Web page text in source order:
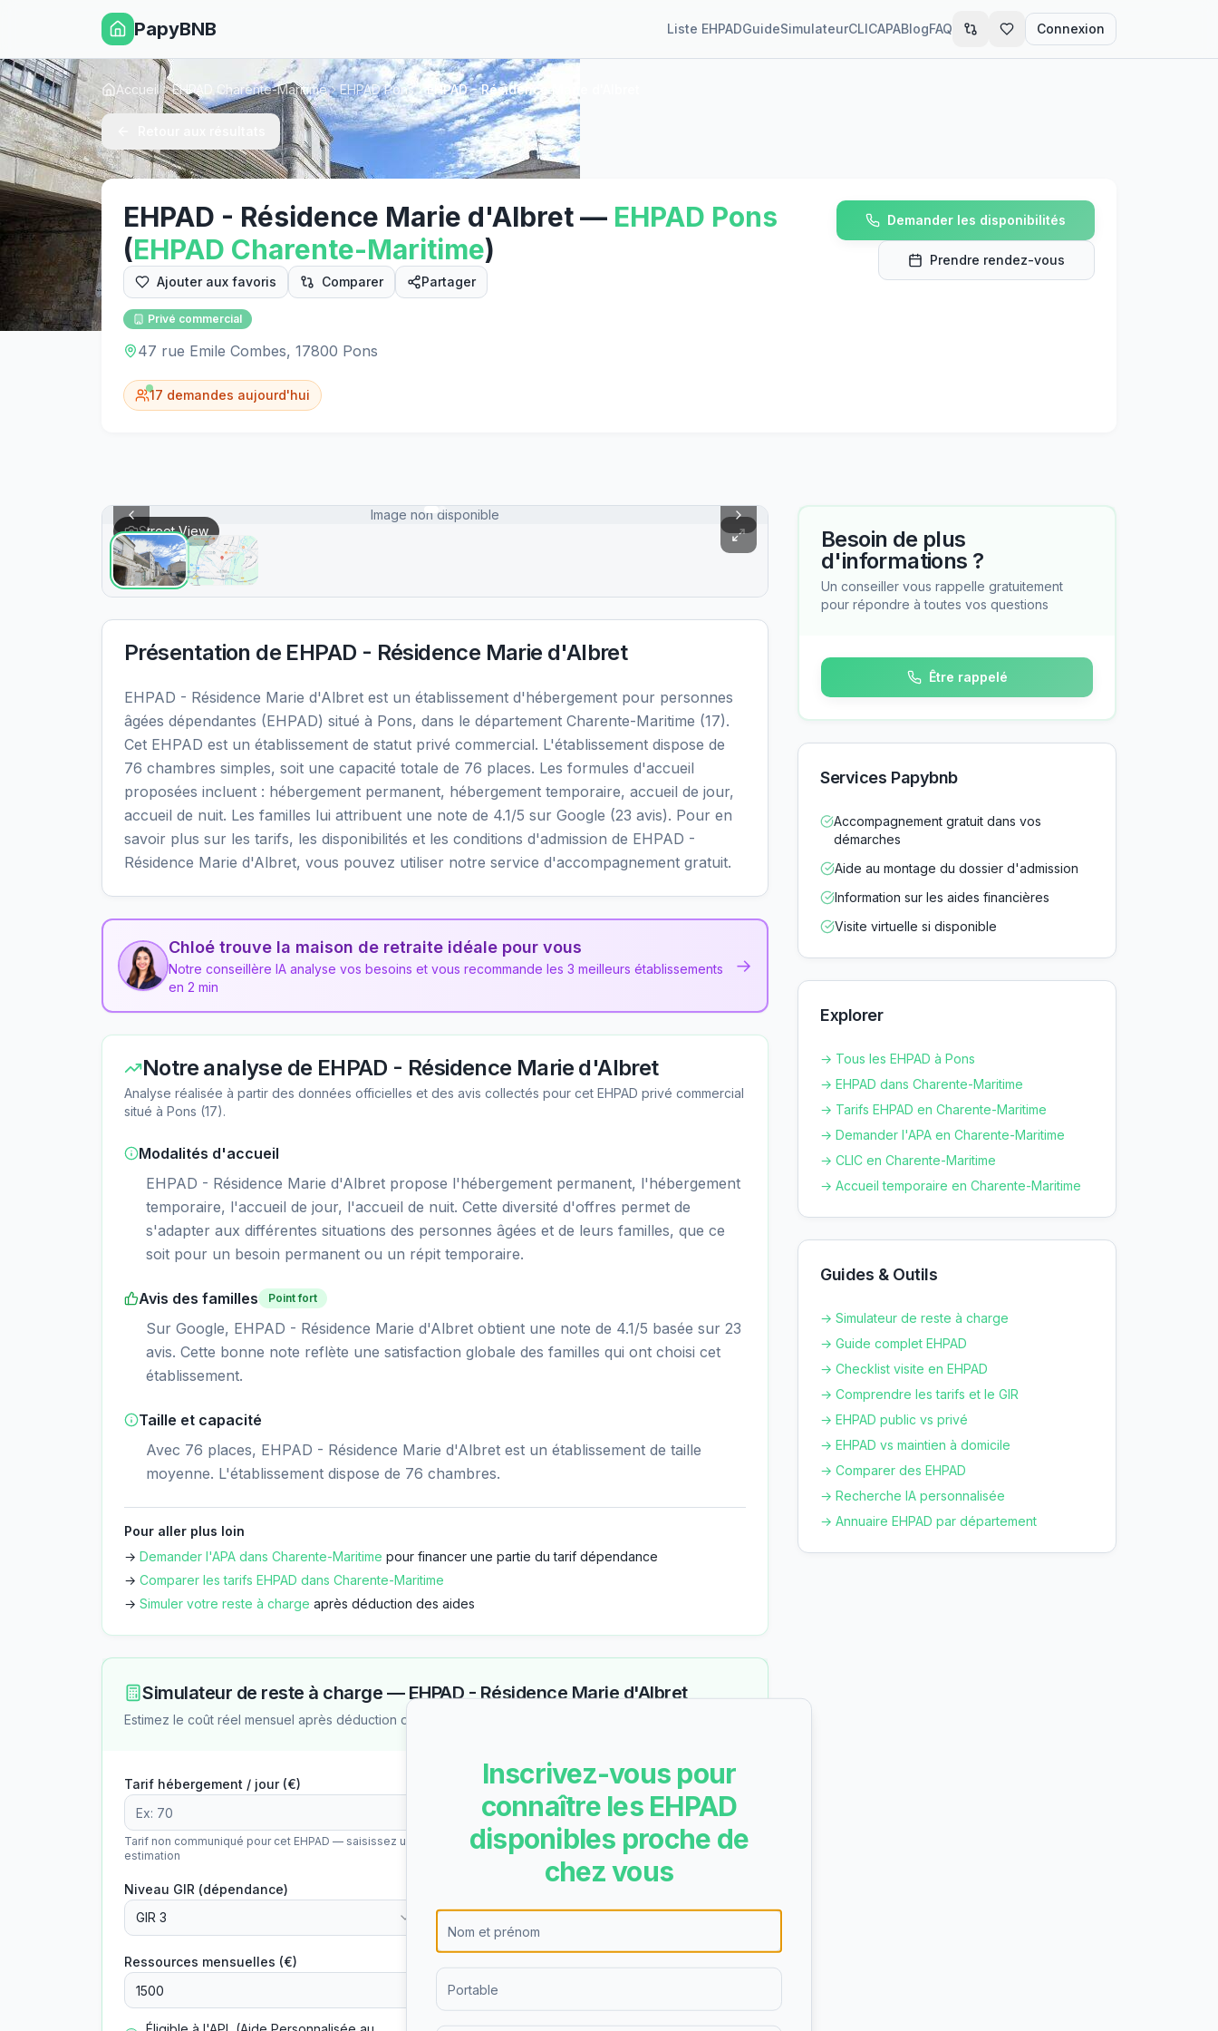
PapyBNB Liste EHPADGuideSimulateurCLICAPABlogFAQ Connexion
Accueil EHPAD Charente-Maritime EHPAD Pons EHPAD - Résidence Marie d'Albret
EHPAD - Résidence Marie d'Albret— EHPAD Pons
(EHPAD Charente-Maritime)
Ajouter aux favoris Comparer Partager
Privé commercial
47 rue Emile Combes, 17800 Pons
17 demandes aujourd'hui
Demander les disponibilités
Prendre rendez-vous
Image non disponible
Street View
Présentation de EHPAD - Résidence Marie d'Albret
EHPAD - Résidence Marie d'Albret est un établissement d'hébergement pour personnes
âgées dépendantes (EHPAD) situé à Pons, dans le département Charente-Maritime (17).
Cet EHPAD est un établissement de statut privé commercial. L'établissement dispose de
76 chambres simples, soit une capacité totale de 76 places. Les formules d'accueil
proposées incluent : hébergement permanent, hébergement temporaire, accueil de jour,
accueil de nuit. Les familles lui attribuent une note de 4.1/5 sur Google (23 avis). Pour en
savoir plus sur les tarifs, les disponibilités et les conditions d'admission de EHPAD -
Résidence Marie d'Albret, vous pouvez utiliser notre service d'accompagnement gratuit.
Chloé trouve la maison de retraite idéale pour vous
Notre conseillère IA analyse vos besoins et vous recommande les 3 meilleurs établissements
en 2 min
→
Notre analyse de EHPAD - Résidence Marie d'Albret
Analyse réalisée à partir des données officielles et des avis collectés pour cet EHPAD privé commercial
situé à Pons (17).
Modalités d'accueil
EHPAD - Résidence Marie d'Albret propose l'hébergement permanent, l'hébergement
temporaire, l'accueil de jour, l'accueil de nuit. Cette diversité d'offres permet de
s'adapter aux différentes situations des personnes âgées et de leurs familles, que ce
soit pour un besoin permanent ou un répit temporaire.
Avis des familles Point fort
Sur Google, EHPAD - Résidence Marie d'Albret obtient une note de 4.1/5 basée sur 23
avis. Cette bonne note reflète une satisfaction globale des familles qui ont choisi cet
établissement.
Taille et capacité
Avec 76 places, EHPAD - Résidence Marie d'Albret est un établissement de taille
moyenne. L'établissement dispose de 76 chambres.
Pour aller plus loin
→ Demander l'APA dans Charente-Maritime pour financer une partie du tarif dépendance
→ Comparer les tarifs EHPAD dans Charente-Maritime
→ Simuler votre reste à charge après déduction des aides
Simulateur de reste à charge — EHPAD - Résidence Marie d'Albret
Estimez le coût réel mensuel après déduction des aides (APA, APL, ASH)
Tarif hébergement / jour (€)
Tarif non communiqué pour cet EHPAD — saisissez une
estimation
Niveau GIR (dépendance)
GIR 3
Ressources mensuelles (€)
Reste à charge estimé
77€/mois
Tarif total mensuel
− APA (aide dépendance) −106€
Total aides 106€
Besoin de plus
d'informations ?
Un conseiller vous rappelle gratuitement
pour répondre à toutes vos questions
Être rappelé
Services Papybnb
Accompagnement gratuit dans vos
démarches
Aide au montage du dossier d'admission
Information sur les aides financières
Visite virtuelle si disponible
Explorer
→ Tous les EHPAD à Pons
→ EHPAD dans Charente-Maritime
→ Tarifs EHPAD en Charente-Maritime
→ Demander l'APA en Charente-Maritime
→ CLIC en Charente-Maritime
→ Accueil temporaire en Charente-Maritime
Guides & Outils
→ Simulateur de reste à charge
→ Guide complet EHPAD
→ Checklist visite en EHPAD
→ Comprendre les tarifs et le GIR
→ EHPAD public vs privé
→ EHPAD vs maintien à domicile
→ Comparer des EHPAD
→ Recherche IA personnalisée
→ Annuaire EHPAD par département
Inscrivez-vous pour
connaître les EHPAD
disponibles proche de
chez vous